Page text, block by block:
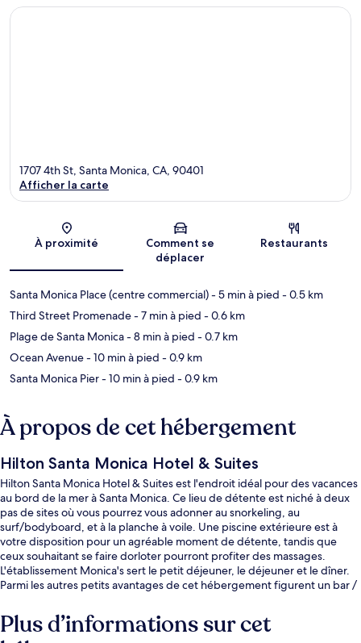
Carte
1707 4th St, Santa Monica, CA, 90401
Afficher la carte
À proximité
Comment se
déplacer
Restaurants
Santa Monica Place (centre commercial)- 5 min à pied - 0.5 km
Third Street Promenade- 7 min à pied - 0.6 km
Plage de Santa Monica- 8 min à pied - 0.7 km
Ocean Avenue- 10 min à pied - 0.9 km
Santa Monica Pier- 10 min à pied - 0.9 km
À propos de cet hébergement
Hilton Santa Monica Hotel & Suites
Hilton Santa Monica Hotel & Suites est l'endroit idéal pour des vacances
au bord de la mer à Santa Monica. Ce lieu de détente est niché à deux
pas de sites où vous pourrez vous adonner au snorkeling, au
surf/bodyboard, et à la planche à voile. Une piscine extérieure est à
votre disposition pour un agréable moment de détente, tandis que
ceux souhaitant se faire dorloter pourront profiter des massages.
L'établissement Monica's sert le petit déjeuner, le déjeuner et le dîner.
Parmi les autres petits avantages de cet hébergement figurent un bar /
h/24. Les autres voyageurs ne tarissent pas d'éloges en ce qui concerne
le personnel attentionné et l'emplacement. Les transports publics sont
Plus d’informations sur cet